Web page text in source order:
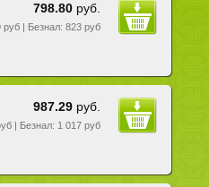
798.80 руб.
| Безнал: 823 руб
987.29 руб.
| Безнал: 1 017 руб